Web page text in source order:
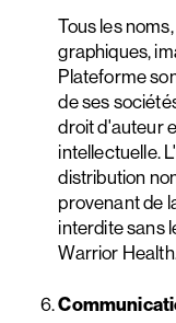
Tous les
graphiques,
Plateforme
de ses
droit d'auteur
intellectuelle.
distribution
provenant de
interdite sans
Warrior